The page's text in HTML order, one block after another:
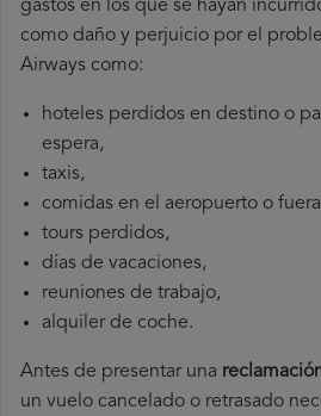
gastos en los que se hayan
como daño y perjuicio por el
Airways como:
hoteles perdidos en destino o
espera,
taxis,
comidas en el aeropuerto o
tours perdidos,
días de vacaciones,
reuniones de trabajo,
alquiler de coche.
Antes de presentar una
un vuelo cancelado o retrasado